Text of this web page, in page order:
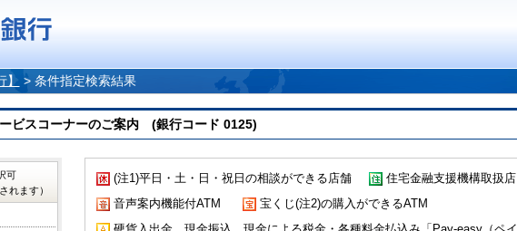
】 > 条件指定検索結果
ビスコーナーのご案内 (銀行コード 0125)
(注1)平日・土・日・祝日の相談ができる店舗 住宅金融支援機構取扱店
音声案内機能付ATM
宝くじ(注2)の購入ができるATM
可
れます）